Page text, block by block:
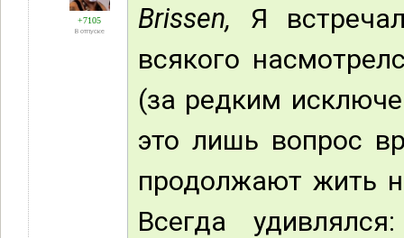
+7105
В отпуске Brissen, Я
всякого
(за редким
это лишь вопрос
продолжают жить
Всегда